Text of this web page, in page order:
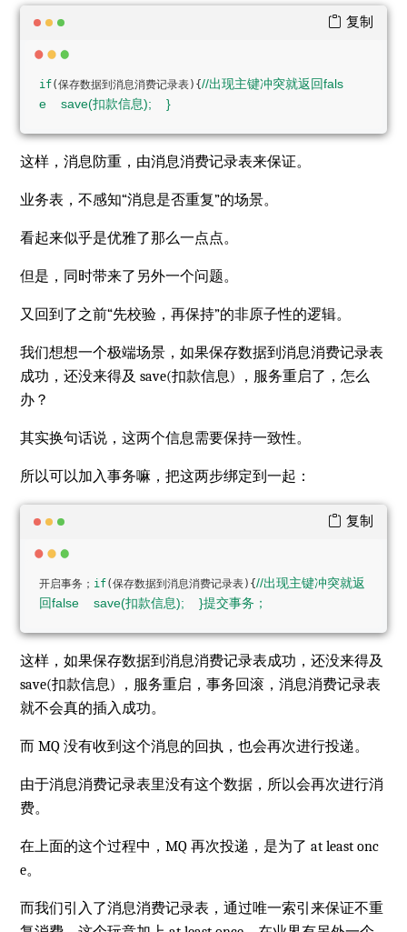
if(保存数据到消息消费记录表){//出现主键冲突就返回fals
e    save(扣款信息);    }
复制
这样，消息防重，由消息消费记录表来保证。
业务表，不感知“消息是否重复”的场景。
看起来似乎是优雅了那么一点点。
但是，同时带来了另外一个问题。
又回到了之前“先校验，再保持”的非原子性的逻辑。
我们想想一个极端场景，如果保存数据到消息消费记录表
成功，还没来得及 save(扣款信息) ，服务重启了，怎么
办？
其实换句话说，这两个信息需要保持一致性。
所以可以加入事务嘛，把这两步绑定到一起：
开启事务； if(保存数据到消息消费记录表){//出现主键冲突就返
回false    save(扣款信息);    }提交事务；
复制
这样，如果保存数据到消息消费记录表成功，还没来得及
save(扣款信息) ，服务重启，事务回滚，消息消费记录表
就不会真的插入成功。
而 MQ 没有收到这个消息的回执，也会再次进行投递。
由于消息消费记录表里没有这个数据，所以会再次进行消
费。
在上面的这个过程中，MQ 再次投递，是为了 at least onc
e。
而我们引入了消息消费记录表，通过唯一索引来保证不重